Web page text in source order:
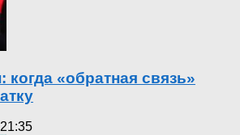
когда «обратная связь»